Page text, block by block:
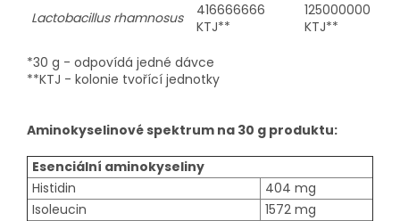
Lactobacillus rhamnosus
416666666
KTJ**
125000000
KTJ**
*30 g - odpovídá jedné dávce
**KTJ - kolonie tvořící jednotky
Aminokyselinové spektrum na 30 g produktu:
Esenciální aminokyseliny
Histidin
404 mg
Isoleucin
1572 mg